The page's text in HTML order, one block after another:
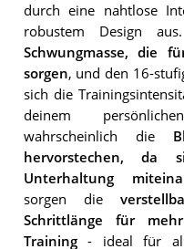
durch eine nahtlose
robustem Design
Schwungmasse, die
sorgen, und den 16-
sich die
deinem
wahrscheinlich die
hervorstechen, da
Unterhaltung
sorgen die
Schrittlänge für
Training- ideal für